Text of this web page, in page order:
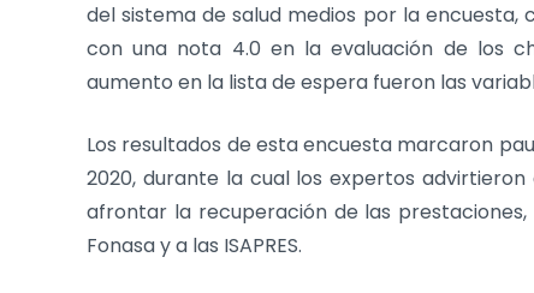
del sistema de salud medios por la encuesta,
con una nota 4.0 en la evaluación de los
aumento en la lista de espera fueron las
Los resultados de esta encuesta marcaron
2020, durante la cual los expertos
afrontar la recuperación de las
Fonasa y a las ISAPRES.